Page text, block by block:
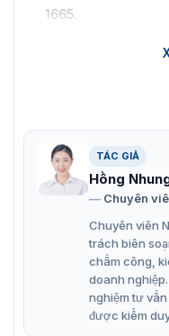
1665.
Công nghệ 3D
nét.
Ống kính tiêu cự
Khoảng cách ánh
ảnh ban đêm sáng
Khoảng cách IR
TÁC GIẢ
Hồng
Chuyên
Chuyên viên
trách biên
chấm công,
doanh
nghiệm tư
được kiểm